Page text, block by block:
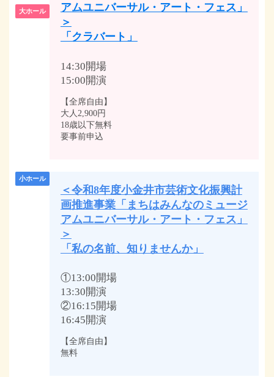
大ホール
アムユニバーサル・アート・フェス」
＞
「クラバート」
14:30開場
15:00開演
【全席自由】
大人2,900円
18歳以下無料
要事前申込
小ホール
＜令和8年度小金井市芸術文化振興計
画推進事業「まちはみんなのミュージ
アムユニバーサル・アート・フェス」
＞
「私の名前、知りませんか」
①13:00開場
13:30開演
②16:15開場
16:45開演
【全席自由】
無料